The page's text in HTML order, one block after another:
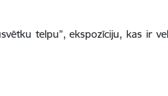
telpu”, ekspozīciju, kas ir